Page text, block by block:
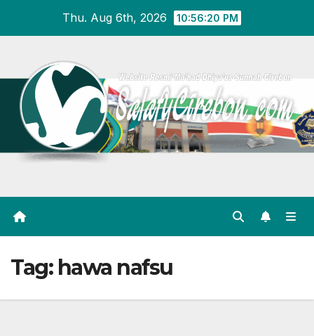
Thu. Aug 6th, 2026 10:56:21 PM
Tag: hawa nafsu